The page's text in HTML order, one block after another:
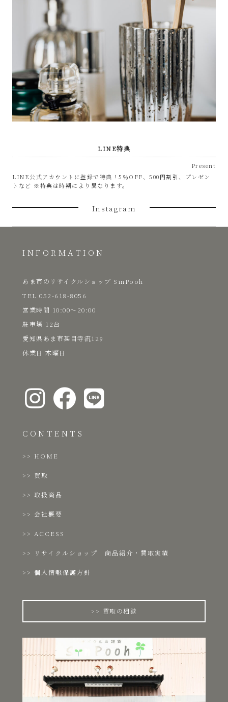
LINE特典
Present
LINE公式アカウントに登録で特典！5％OFF、500円割引、プレゼン
トなど ※特典は時期により異なります。
Instagram
INFORMATION
あま市のリサイクルショップ SinPooh
TEL 052-618-8056
​営業時間 10:00～20:00
駐車場 12台
愛知県あま市甚目寺流129
​休業日 木曜日
CONTENTS
HOME
買取
取扱商品
会社概要
ACCESS
リサイクルショップ 商品紹介・買取実績
個人情報保護方針
買取の相談